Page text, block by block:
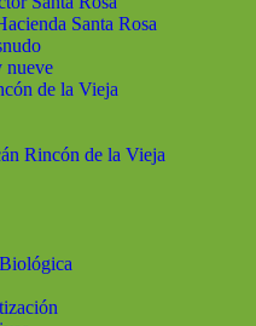
Santa Rosa
nueve
de la Vieja
Rincón de la Vieja